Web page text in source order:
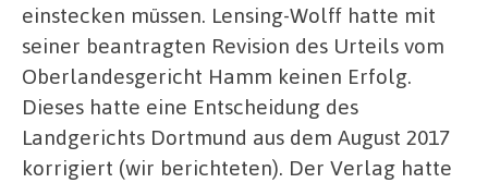
einstecken müssen. Lensing-Wolff hatte mit
seiner beantragten Revision des Urteils vom
Oberlandesgericht Hamm keinen Erfolg.
Dieses hatte eine Entscheidung des
Landgerichts Dortmund aus dem August 2017
korrigiert (wir berichteten). Der Verlag hatte